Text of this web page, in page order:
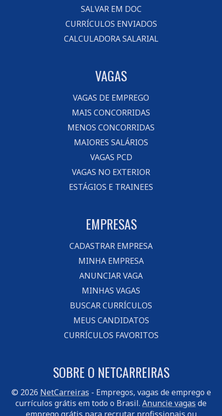
SALVAR EM DOC
CURRÍCULOS ENVIADOS
CALCULADORA SALARIAL
VAGAS
VAGAS DE EMPREGO
MAIS CONCORRIDAS
MENOS CONCORRIDAS
MAIORES SALÁRIOS
VAGAS PCD
VAGAS NO EXTERIOR
ESTÁGIOS E TRAINEES
EMPRESAS
CADASTRAR EMPRESA
MINHA EMPRESA
ANUNCIAR VAGA
MINHAS VAGAS
BUSCAR CURRÍCULOS
MEUS CANDIDATOS
CURRÍCULOS FAVORITOS
SOBRE O NETCARREIRAS
© 2026 NetCarreiras - Empregos, vagas de emprego e
currículos grátis em todo o Brasil. Anuncie vagas de